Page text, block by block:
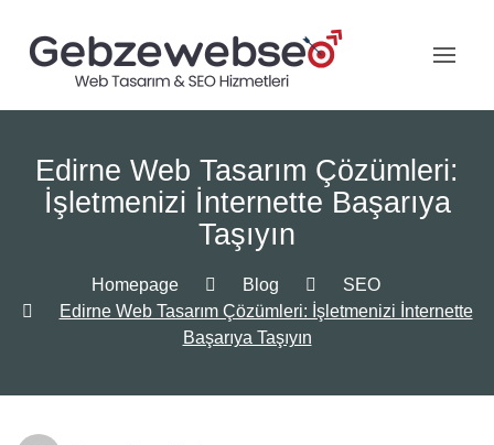
content
Edirne Web Tasarım Çözümleri:
İşletmenizi İnternette Başarıya
Taşıyın
Homepage Blog
SEO
Edirne Web Tasarım Çözümleri: İşletmenizi İnternette
Başarıya Taşıyın